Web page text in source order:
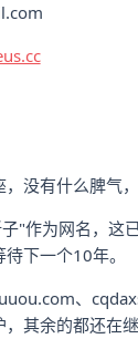
没有什么脾气
"作为网名，这
下一个10年。
、
其余的都还在